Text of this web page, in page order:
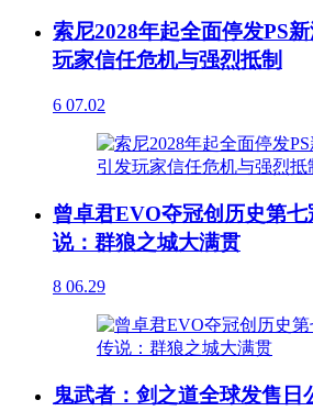
索尼2028年起全面停发PS
玩家信任危机与强烈抵制
6 07.02
曾卓君EVO夺冠创历史第
说：群狼之城大满贯
8 06.29
鬼武者：剑之道全球发售日